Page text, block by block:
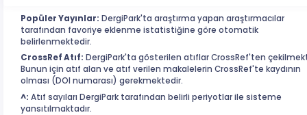
Popüler Yayınlar: DergiPark'ta araştırma yapan araştırmacılar
tarafından favoriye eklenme istatistiğine göre otomatik
belirlenmektedir.
CrossRef Atıf: DergiPark'ta gösterilen atıflar CrossRef'ten
Bunun için atıf alan ve atıf verilen makalelerin CrossRef'te kaydının
olması (DOI numarası) gerekmektedir.
^: Atıf sayıları DergiPark tarafından belirli periyotlar ile sisteme
yansıtılmaktadır.